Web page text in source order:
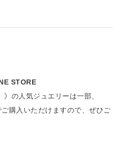
STORE
の人気ジュエリーは一部、
ご購入いただけますので、ぜひご